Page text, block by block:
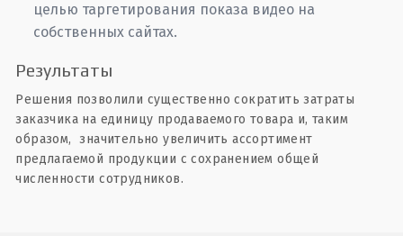
целью таргетирования показа видео на
собственных сайтах.
Результаты
Решения позволили существенно сократить затраты
заказчика на единицу продаваемого товара и, таким
образом, значительно увеличить ассортимент
предлагаемой продукции с сохранением общей
численности сотрудников.